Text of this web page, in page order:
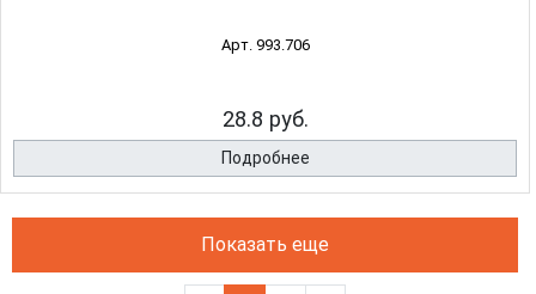
Арт. 993.706
28.8 руб.
Подробнее
Показать еще